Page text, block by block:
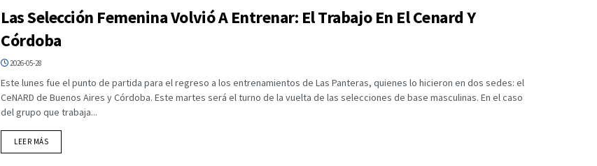
Las Selección Femenina Volvió A Entrenar: El Trabajo En El Cenard Y
Córdoba
2026-05-28
Este lunes fue el punto de partida para el regreso a los entrenamientos de Las Panteras, quienes lo hicieron en dos sedes: el
CeNARD de Buenos Aires y Córdoba. Este martes será el turno de la vuelta de las selecciones de base masculinas. En el caso
del grupo que trabaja...
LEER MÁSDETAILS